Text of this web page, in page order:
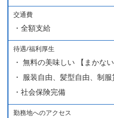
※上記月給には、一律支給の
分・10万円）を含んでいます。
■ 昇給（随時）
■ 賞与 年２回（夏・秋）約１
■ インセンティブ制度（月額
＊店長・料理長候補・統括店
交通費
・全額支給
待遇/福利厚生
・ 無料の美味しい 【まかな
・ 服装自由、髪型自由、制
・社会保険完備
勤務地へのアクセス